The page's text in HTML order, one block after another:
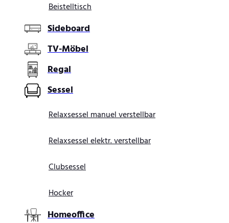
Beistelltisch
Sideboard
TV-Möbel
Regal
Sessel
Relaxsessel manuel verstellbar
Relaxsessel elektr. verstellbar
Clubsessel
Hocker
Homeoffice